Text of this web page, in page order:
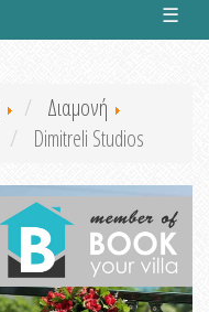
☰
Διαμονή
Dimitreli Studios